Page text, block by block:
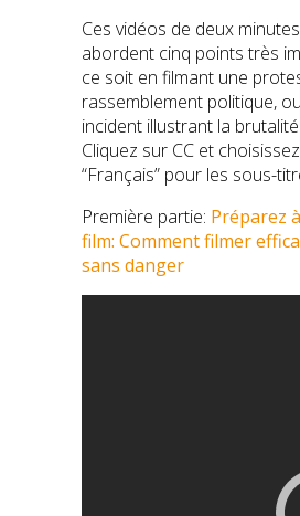
Ces vidéos de deux
abordent cinq points très
ce soit en filmant une
rassemblement politique,
incident illustrant la
Cliquez sur CC et
“Français” pour les sous-
Première partie: Préparez
film: Comment filmer
sans danger